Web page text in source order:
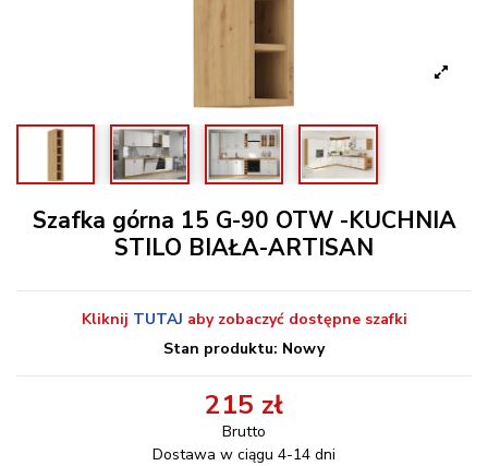
Szafka górna 15 G-90 OTW -KUCHNIA
STILO BIAŁA-ARTISAN
Kliknij TUTAJ aby zobaczyć dostępne szafki
Stan produktu: Nowy
215 zł
Brutto
Dostawa w ciągu 4-14 dni